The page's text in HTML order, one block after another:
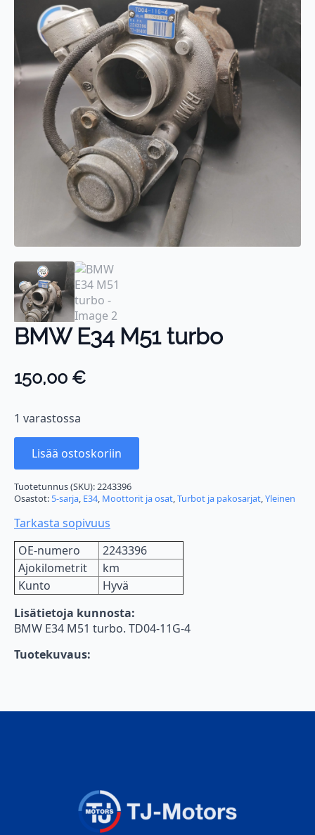
BMW E34 M51 turbo
150,00 €
1 varastossa
Lisää ostoskoriin
Tuotetunnus (SKU):2243396
Osastot: 5-sarja, E34, Moottorit ja osat,Turbot ja pakosarjat,Yleinen
Tarkasta sopivuus
OE-numero
2243396
Ajokilometrit
km
Kunto
Hyvä
Lisätietoja kunnosta:
BMW E34 M51 turbo. TD04-11G-4
Tuotekuvaus: